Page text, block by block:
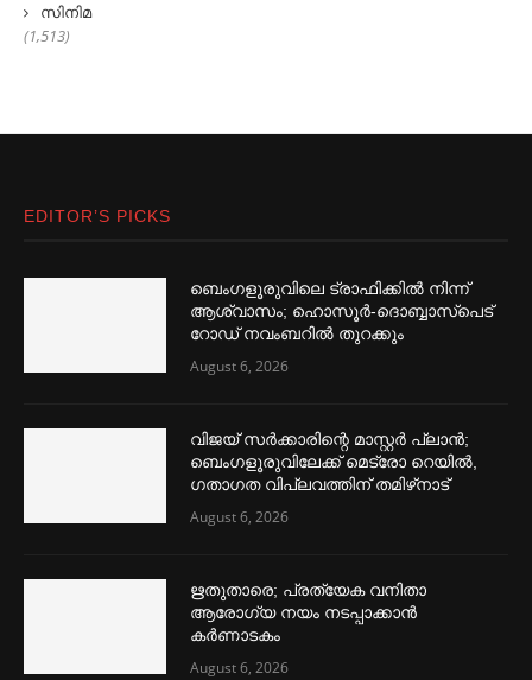
സിനിമ
(1,513)
EDITOR’S PICKS
ബെംഗളൂരുവിലെ ട്രാഫിക്കില്‍ നിന്ന്
ആശ്വാസം; ഹൊസൂര്‍-ദൊബ്ബാസ്പെട്
റോഡ് നവംബറില്‍ തുറക്കും
August 6, 2026
വിജയ് സര്‍ക്കാരിന്റെ മാസ്റ്റര്‍ പ്ലാന്‍;
ബെംഗളൂരുവിലേക്ക് മെട്രോ റെയില്‍,
ഗതാഗത വിപ്ലവത്തിന് തമിഴ്‌നാട്
August 6, 2026
ഋതുതാരെ; പ്രത്യേക വനിതാ
ആരോഗ്യ നയം നടപ്പാക്കാൻ
കര്‍ണാടകം
August 6, 2026